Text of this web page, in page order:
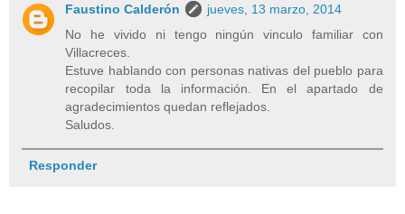
Faustino Calderón
jueves, 13 marzo, 2014
No he vivido ni tengo ningún vinculo familiar con
Villacreces.
Estuve hablando con personas nativas del pueblo para
recopilar toda la información. En el apartado de
agradecimientos quedan reflejados.
Saludos.
Responder